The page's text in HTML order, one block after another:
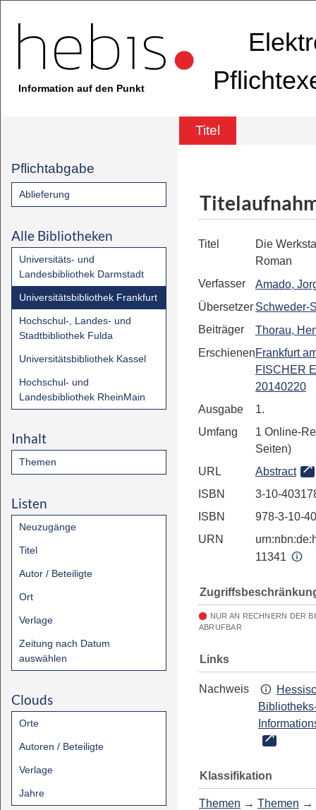
Information auf den Punkt
Titel
Pflichtabgabe
Ablieferung
Alle Bibliotheken
Universitäts- und
Landesbibliothek Darmstadt
Universitätsbibliothek Frankfurt
Hochschul-, Landes- und
Stadtbibliothek Fulda
Universitätsbibliothek Kassel
Hochschul- und
Landesbibliothek RheinMain
Inhalt
Themen
Listen
Neuzugänge
Titel
Autor / Beteiligte
Ort
Verlage
Zeitung nach Datum
auswählen
Clouds
Orte
Autoren / Beteiligte
Verlage
Jahre
Titel
Die
Roman
Verfasser
Amado,
Übersetzer Schweder-
Beiträger
Thorau,
ErschienenFrankfurt
FISCHER
20140220
Ausgabe
1.
Umfang
1 Online-
Seiten)
URL
Abstract
ISBN
3-10-
ISBN
978-3-10-
URN
11341
NUR AN RECHNERN DER
ABRUFBAR
Links
Nachweis
Klassifikation
Themen → Themen →